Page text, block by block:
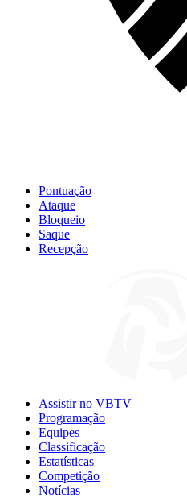
Pontuação
Ataque
Bloqueio
Saque
Recepção
Assistir no VBTV
Programação
Equipes
Classificação
Estatísticas
Competição
Notícias